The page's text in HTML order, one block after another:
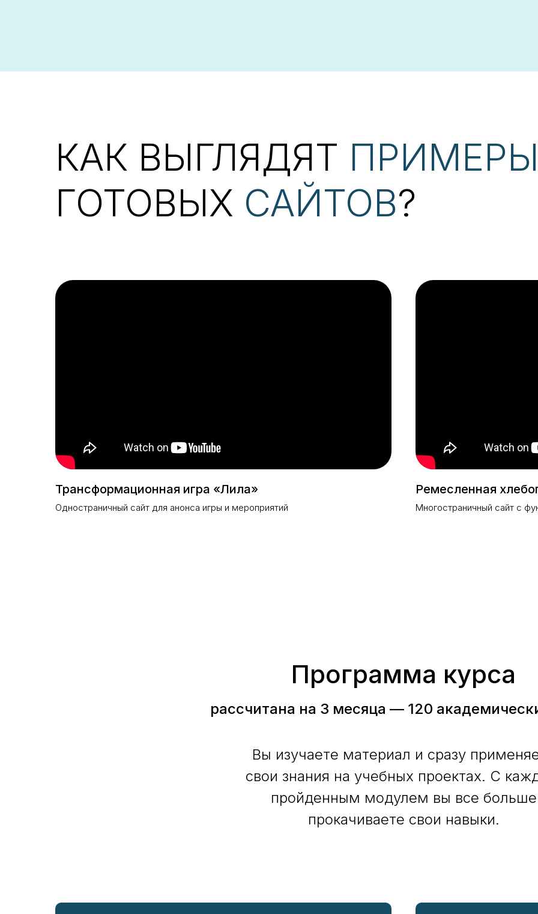
КАК ВЫГЛЯДЯТ
ГОТОВЫХ САЙТОВ?
Трансформационная игра «Лила»
Одностраничный сайт для анонса игры и мероприятий
Ремесленная
Многостраничный сайт с
Программа курса
рассчитана на 3 месяца — 120
Вы изучаете материал и сразу
свои знания на учебных проектах. С
пройденным модулем вы все больше
прокачиваете свои навыки.